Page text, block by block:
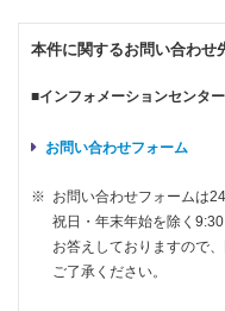
本件に関するお問い合わせ
■インフォメーションセンター
お問い合わせフォーム
※ お問い合わせフォームは
祝日・年末年始を除く
お答えしておりますので
ご了承ください。